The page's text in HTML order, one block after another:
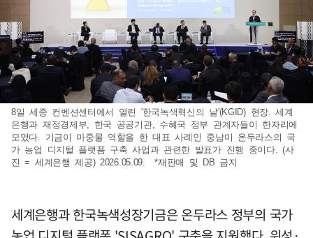
8일 세종 컨벤션센터에서 열린 '한국녹색혁신의 날'(KGID) 현장. 세계
은행과 재정경제부, 한국 공공기관, 수혜국 정부 관계자들이 한자리에
모였다. 기금이 마중물 역할을 한 대표 사례인 중남미 온두라스의 국
가 농업 디지털 플랫폼 구축 사업과 관련한 발표가 진행 중이다. (사
진 = 세계은행 제공) 2026.05.09. *재판매 및 DB 금지
세계은행과 한국녹색성장기금은 온두라스 정부의 국가